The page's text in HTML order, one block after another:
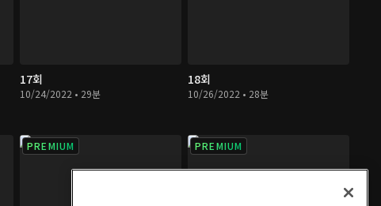
17회
10/24/2022 • 29분
18회
10/26/2022 • 28분
PREMIUM PREMIUM